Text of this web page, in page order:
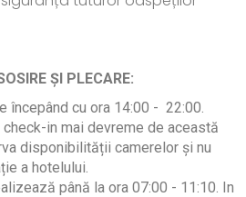
ȘI PLECARE:
începând cu ora 14:00 - 22:00.
in mai devreme de această
disponibilității camerelor și nu
a hotelului.
până la ora 07:00 - 11:10. In